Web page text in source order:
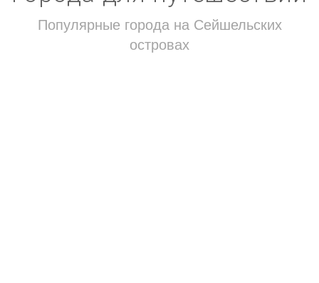
Популярные города на Сейшельских
островах